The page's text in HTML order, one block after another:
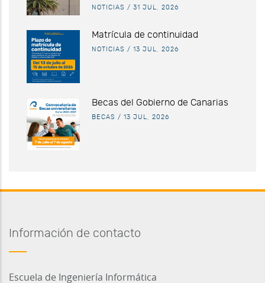
NOTICIAS / 31 JUL, 2026
Matrícula de continuidad
NOTICIAS / 13 JUL, 2026
Becas del Gobierno de Canarias
BECAS / 13 JUL, 2026
Información de contacto
Escuela de Ingeniería Informática